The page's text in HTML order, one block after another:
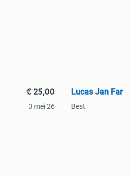
€ 25,00
3 mei 26
Lucas Jan Far
Best